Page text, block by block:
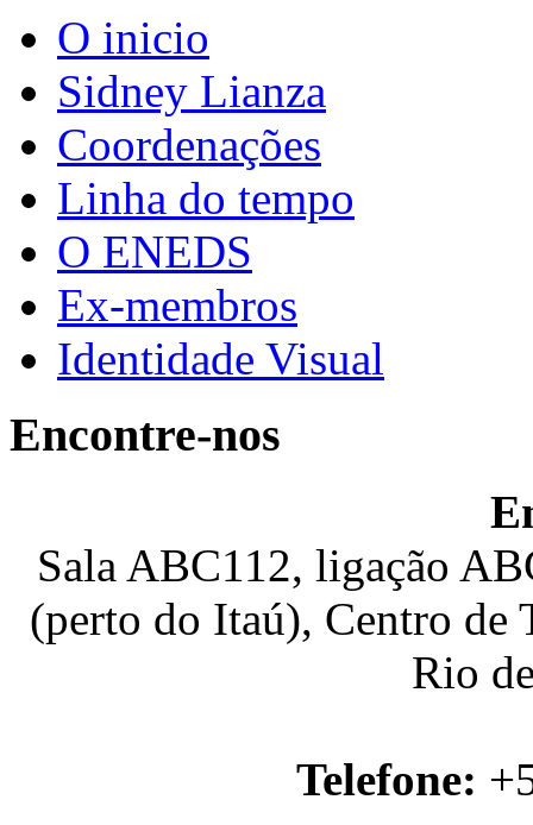
O inicio
Sidney Lianza
Coordenações
Linha do tempo
O ENEDS
Ex-membros
Identidade Visual
Encontre-nos
Sala ABC112, ligação
(perto do Itaú), Centro de
Rio
Telefone: